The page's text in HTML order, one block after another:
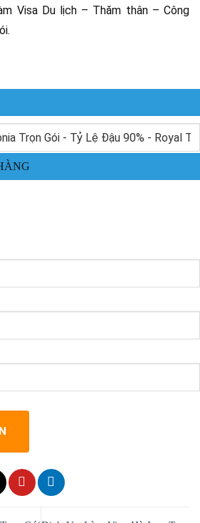
Visa Du lịch – Thăm thân – Công